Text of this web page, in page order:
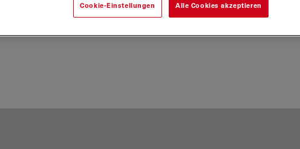
Cookie-Einstellungen Alle Cookies akzeptieren